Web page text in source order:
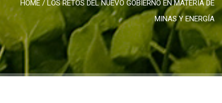
HOME /LOS RETOS DEL NUEVO GOBIERNO EN MATERIA DE
MINAS Y ENERGÍA